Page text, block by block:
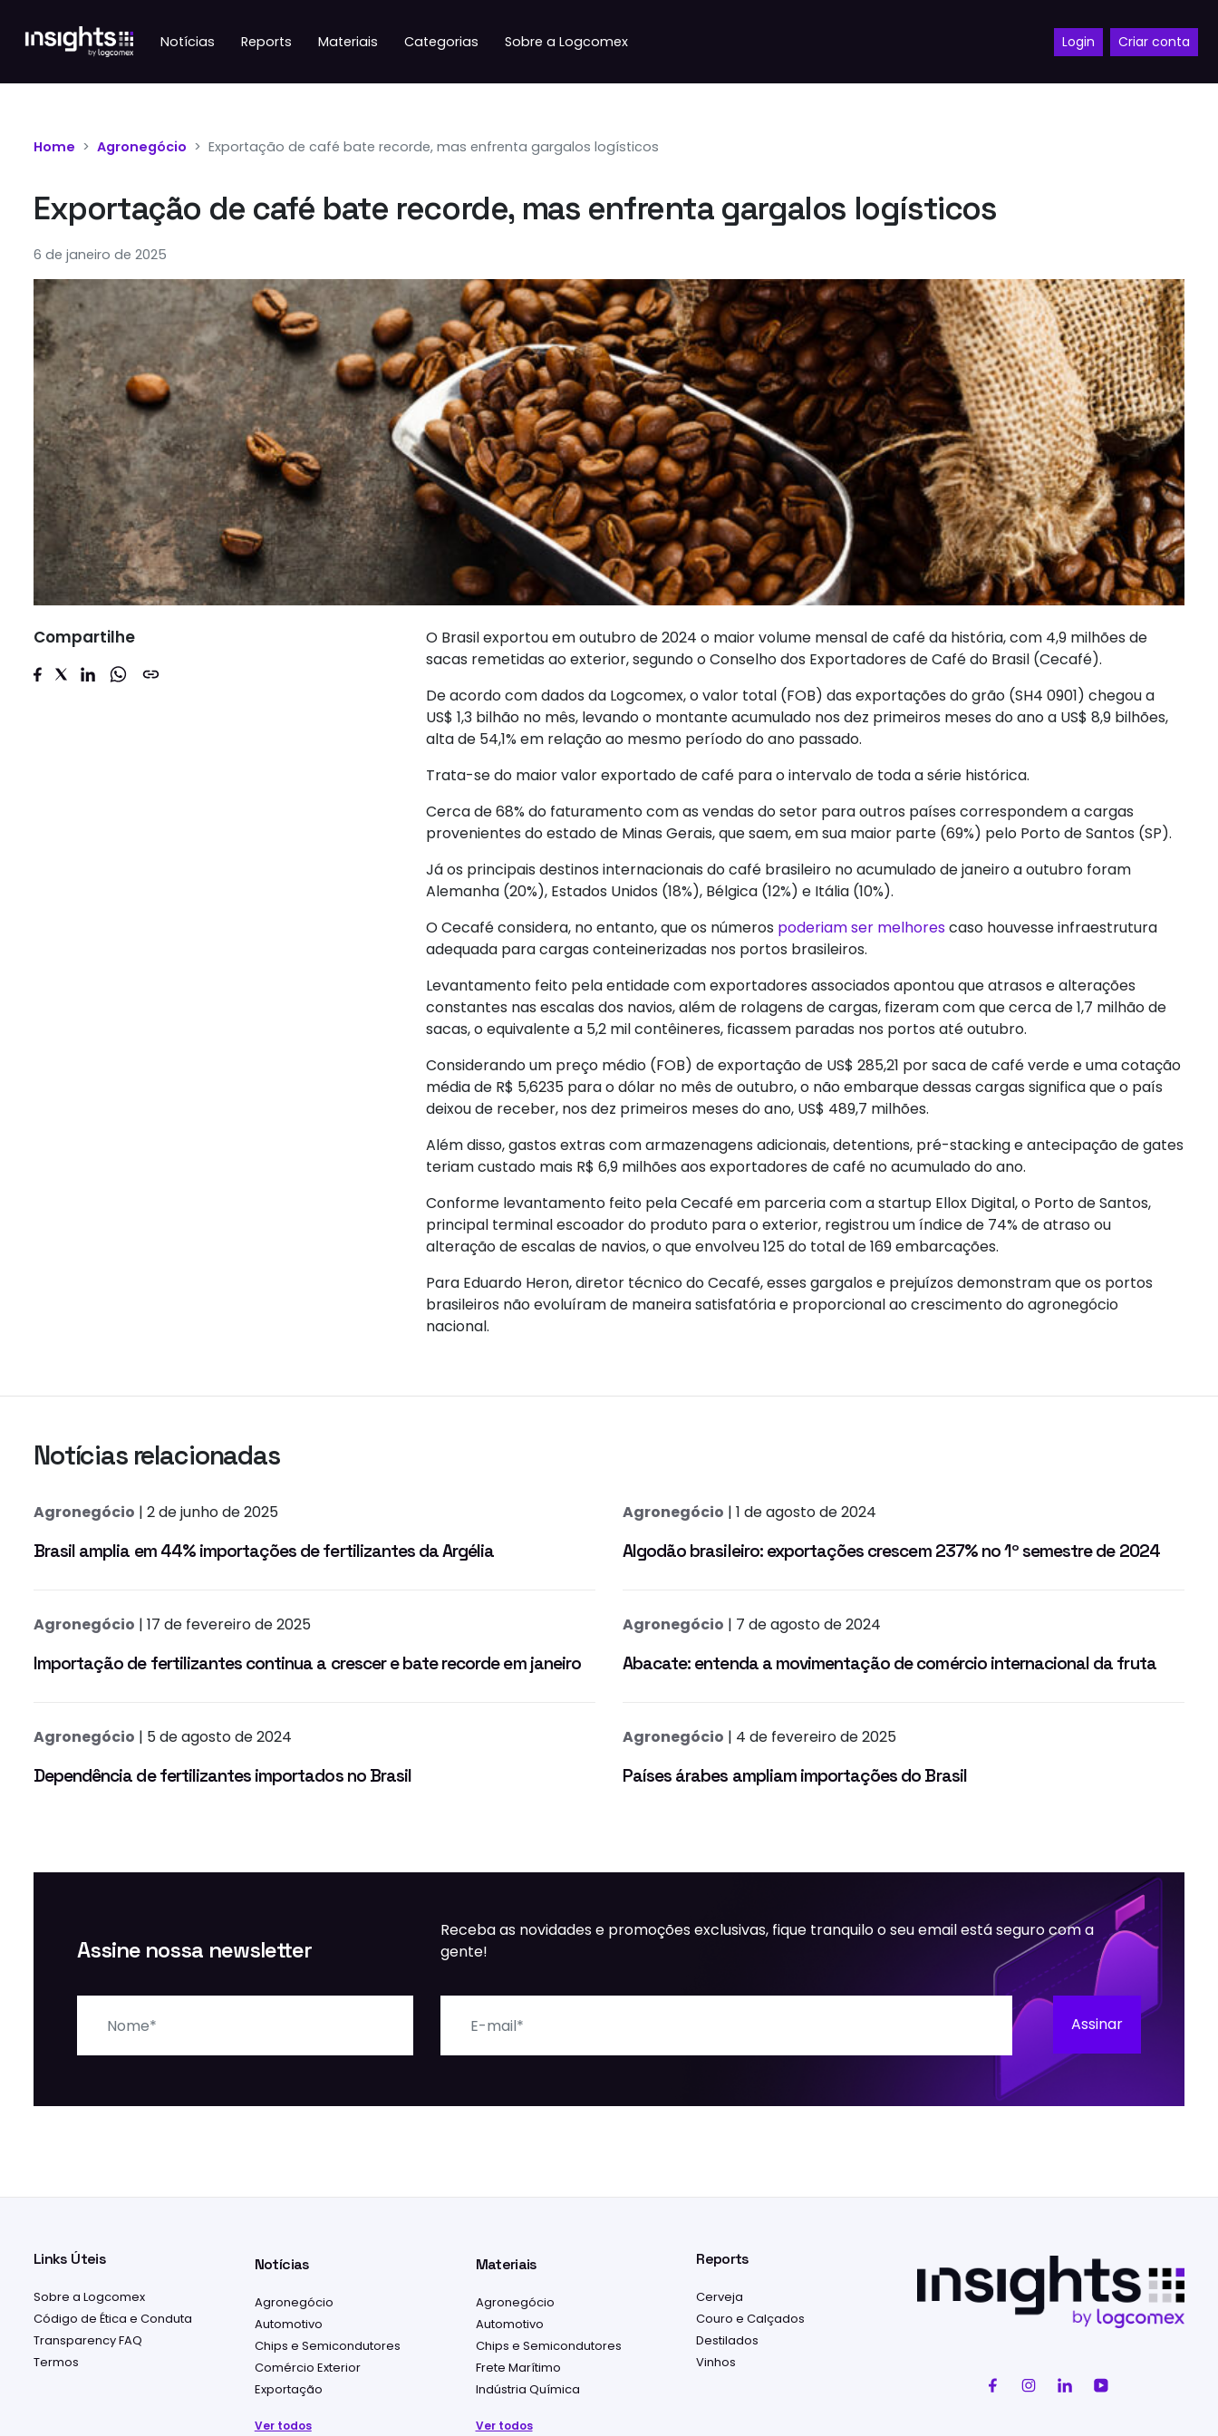
Notícias Reports Materiais Categorias Sobre a Logcomex Login Criar conta
Home Agronegócio Exportação de café bate recorde, mas enfrenta gargalos logísticos
Exportação de café bate recorde, mas enfrenta gargalos logísticos
6 de janeiro de 2025
Compartilhe
O Brasil exportou em outubro de 2024 o maior volume mensal de café da história, com 4,9 milhões de
sacas remetidas ao exterior, segundo o Conselho dos Exportadores de Café do Brasil (Cecafé).
De acordo com dados da Logcomex, o valor total (FOB) das exportações do grão (SH4 0901) chegou a
US$ 1,3 bilhão no mês, levando o montante acumulado nos dez primeiros meses do ano a US$ 8,9 bilhões,
alta de 54,1% em relação ao mesmo período do ano passado.
Trata-se do maior valor exportado de café para o intervalo de toda a série histórica.
Cerca de 68% do faturamento com as vendas do setor para outros países correspondem a cargas
provenientes do estado de Minas Gerais, que saem, em sua maior parte (69%) pelo Porto de Santos (SP).
Já os principais destinos internacionais do café brasileiro no acumulado de janeiro a outubro foram
Alemanha (20%), Estados Unidos (18%), Bélgica (12%) e Itália (10%).
O Cecafé considera, no entanto, que os números poderiam ser melhorescaso houvesse infraestrutura
adequada para cargas conteinerizadas nos portos brasileiros.
Levantamento feito pela entidade com exportadores associados apontou que atrasos e alterações
constantes nas escalas dos navios, além de rolagens de cargas, fizeram com que cerca de 1,7 milhão de
sacas, o equivalente a 5,2 mil contêineres, ficassem paradas nos portos até outubro.
Considerando um preço médio (FOB) de exportação de US$ 285,21 por saca de café verde e uma cotação
média de R$ 5,6235 para o dólar no mês de outubro, o não embarque dessas cargas significa que o país
deixou de receber, nos dez primeiros meses do ano, US$ 489,7 milhões.
Além disso, gastos extras com armazenagens adicionais, detentions, pré-stacking e antecipação de gates
teriam custado mais R$ 6,9 milhões aos exportadores de café no acumulado do ano.
Conforme levantamento feito pela Cecafé em parceria com a startup Ellox Digital, o Porto de Santos,
principal terminal escoador do produto para o exterior, registrou um índice de 74% de atraso ou
alteração de escalas de navios, o que envolveu 125 do total de 169 embarcações.
Para Eduardo Heron, diretor técnico do Cecafé, esses gargalos e prejuízos demonstram que os portos
brasileiros não evoluíram de maneira satisfatória e proporcional ao crescimento do agronegócio
nacional.
Notícias relacionadas
Agronegócio | 2 de junho de 2025
Brasil amplia em 44% importações de fertilizantes da Argélia
Agronegócio | 17 de fevereiro de 2025
Importação de fertilizantes continua a crescer e bate recorde em janeiro
Agronegócio | 5 de agosto de 2024
Dependência de fertilizantes importados no Brasil
Agronegócio | 1 de agosto de 2024
Algodão brasileiro: exportações crescem 237% no 1º semestre de 2024
Agronegócio | 7 de agosto de 2024
Abacate: entenda a movimentação de comércio internacional da fruta
Agronegócio | 4 de fevereiro de 2025
Países árabes ampliam importações do Brasil
Assine nossa newsletter
Receba as novidades e promoções exclusivas, fique tranquilo o seu email está seguro com a
gente!
Assinar
Links Úteis
Sobre a Logcomex
Código de Ética e Conduta
Transparency FAQ
Termos
Notícias
Agronegócio
Automotivo
Chips e Semicondutores
Comércio Exterior
Exportação
Ver todos
Materiais
Agronegócio
Automotivo
Chips e Semicondutores
Frete Marítimo
Indústria Química
Ver todos
Reports
Cerveja
Couro e Calçados
Destilados
Vinhos